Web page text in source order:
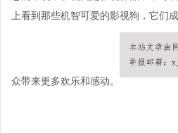
上看到那些机智可爱的影视狗，它们
众带来更多欢乐和感动。